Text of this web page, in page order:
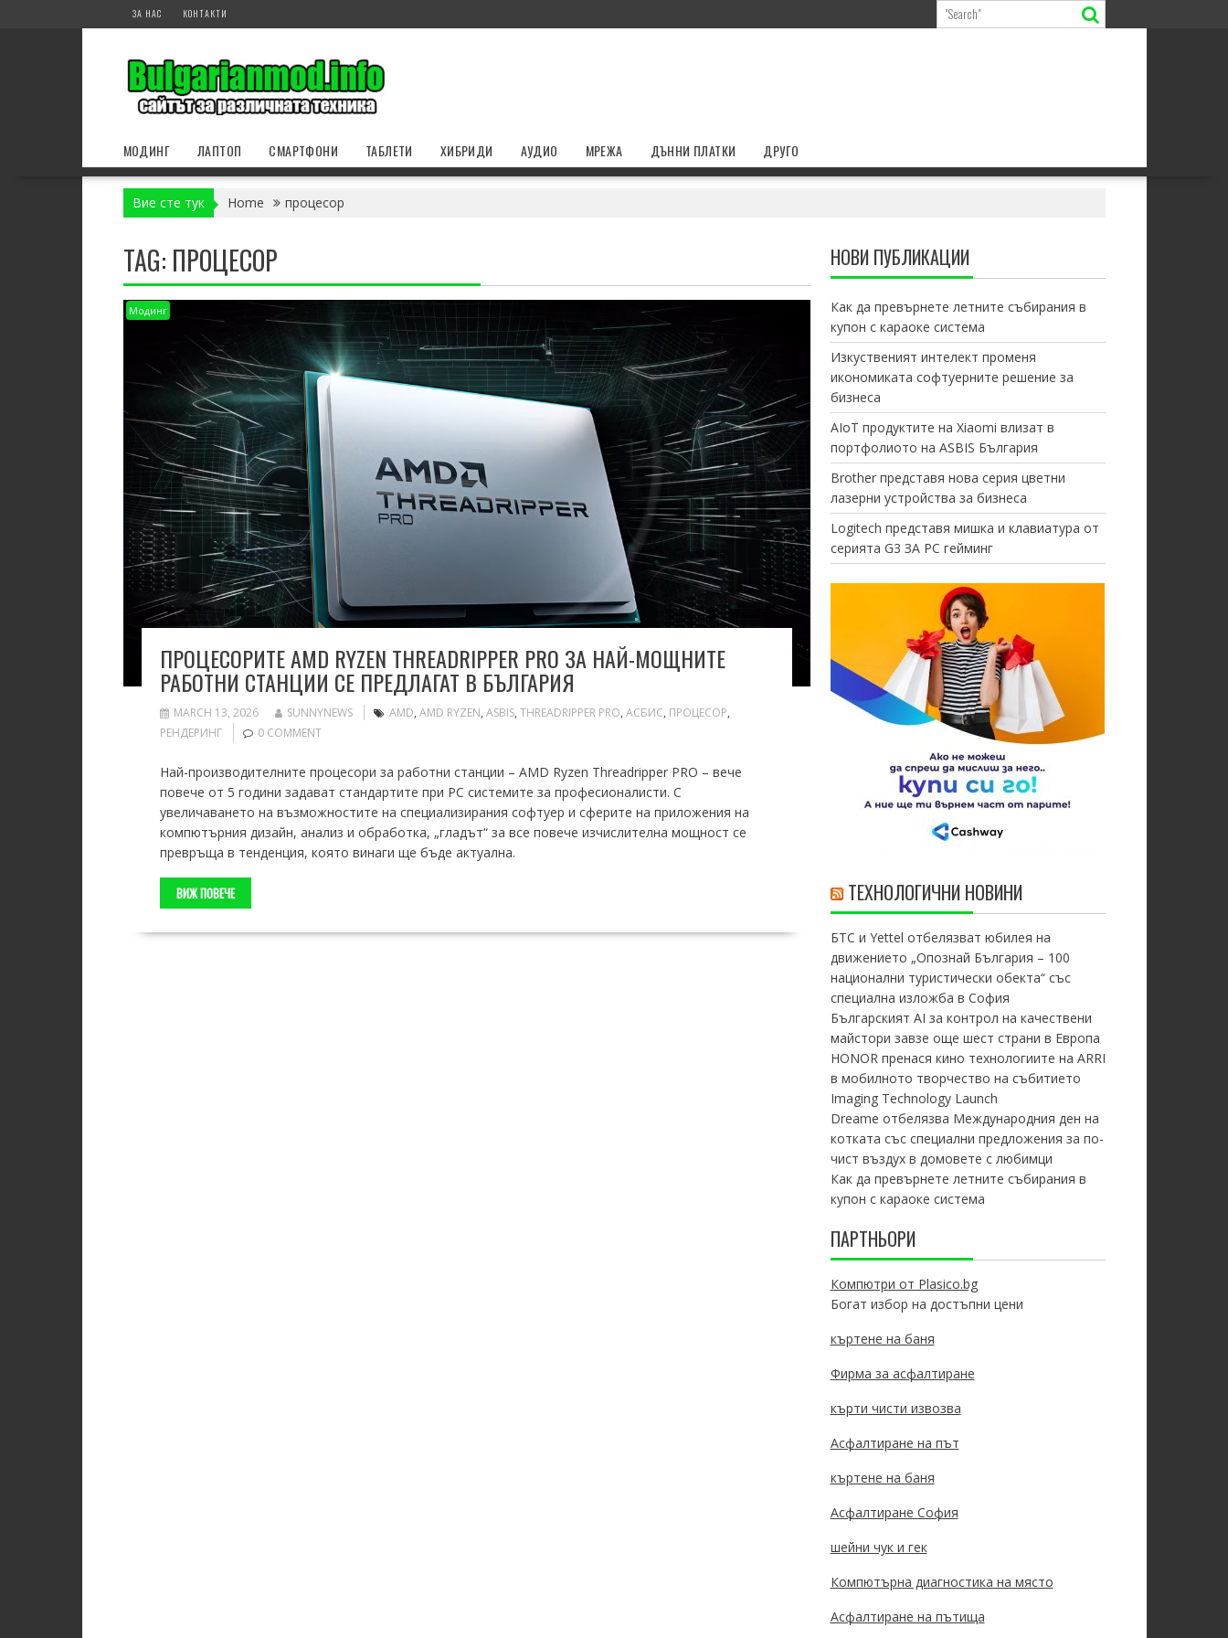
ЗА НАС КОНТАКТИ
МОДИНГ ЛАПТОП СМАРТФОНИ ТАБЛЕТИ ХИБРИДИ АУДИО МРЕЖА ДЪННИ ПЛАТКИ ДРУГО
Вие сте тук Home процесор
TAG: ПРОЦЕСОР
Модинг
ПРОЦЕСОРИТЕ AMD RYZEN THREADRIPPER PRO ЗА НАЙ-МОЩНИТЕ
РАБОТНИ СТАНЦИИ СЕ ПРЕДЛАГАТ В БЪЛГАРИЯ
MARCH 13, 2026 SUNNYNEWS AMD, AMD RYZEN, ASBIS, THREADRIPPER PRO, АСБИС, ПРОЦЕСОР,
РЕНДЕРИНГ
0 COMMENT
Най-производителните процесори за работни станции – AMD Ryzen Threadripper PRO – вече
повече от 5 години задават стандартите при PC системите за професионалисти. С
увеличаването на възможностите на специализирания софтуер и сферите на приложения на
компютърния дизайн, анализ и обработка, „гладът“ за все повече изчислителна мощност се
превръща в тенденция, която винаги ще бъде актуална.
ВИЖ ПОВЕЧЕ
НОВИ ПУБЛИКАЦИИ
Как да превърнете летните събирания в
купон с караоке система
Изкуственият интелект променя
икономиката софтуерните решение за
бизнеса
AIoT продуктите на Xiaomi влизат в
портфолиото на ASBIS България
Brother представя нова серия цветни
лазерни устройства за бизнеса
Logitech представя мишка и клавиатура от
серията G3 ЗА PC гейминг
ТЕХНОЛОГИЧНИ НОВИНИ
БТС и Yettel отбелязват юбилея на
движението „Опознай България – 100
национални туристически обекта“ със
специална изложба в София
Българският AI за контрол на качествени
майстори завзе още шест страни в Европа
HONOR пренася кино технологиите на ARRI
в мобилното творчество на събитието
Imaging Technology Launch
Dreame отбелязва Международния ден на
котката със специални предложения за по-
чист въздух в домовете с любимци
Как да превърнете летните събирания в
купон с караоке система
ПАРТНЬОРИ
Компютри от Plasico.bg
Богат избор на достъпни цени
къртене на баня
Фирма за асфалтиране
кърти чисти извозва
Асфалтиране на път
къртене на баня
Асфалтиране София
шейни чук и гек
Компютърна диагностика на място
Асфалтиране на пътища